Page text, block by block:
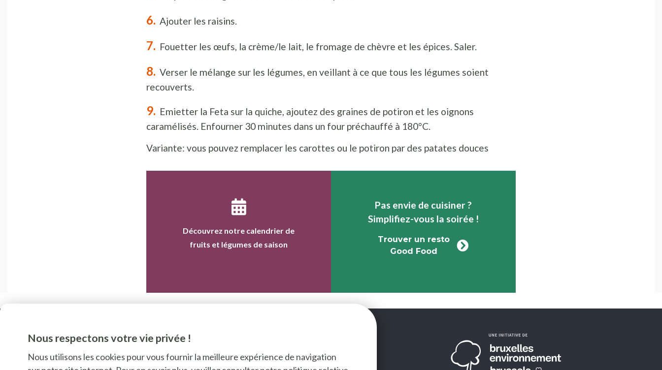
Nous respectons votre vie privée !
Nous utilisons les cookies pour vous fournir la meilleure expérience de navigation
Ajouter les raisins.
Fouetter les œufs, la crème/le lait, le fromage de chèvre et les épices. Saler.
Verser le mélange sur les légumes, en veillant à ce que tous les légumes soient
recouverts.
Emietter la Feta sur la quiche, ajoutez des graines de potiron et les oignons
caramélisés. Enfourner 30 minutes dans un four préchauffé à 180°C.
Variante: vous pouvez remplacer les carottes ou le potiron par des patates douces
Découvrez notre calendrier de
fruits et légumes de saison
Pas envie de cuisiner ?
Simplifiez-vous la soirée !
Trouver un resto
Good Food